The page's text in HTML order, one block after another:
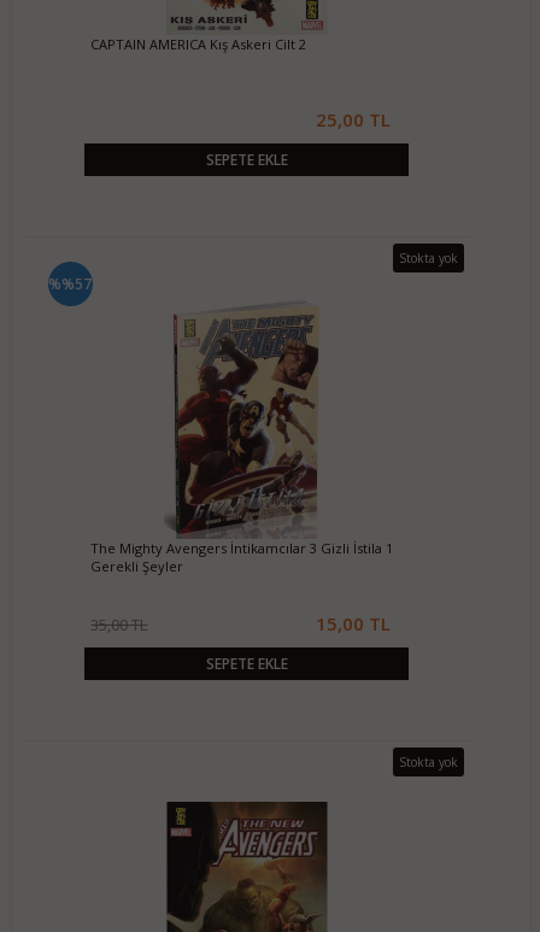
CAPTAIN AMERICA Kış Askeri Cilt 2
25,00 TL
SEPETE EKLE
Stokta yok
%%57
The Mighty Avengers İntikamcılar 3 Gizli İstila 1
Gerekli Şeyler
35,00 TL 15,00 TL
SEPETE EKLE
Stokta yok